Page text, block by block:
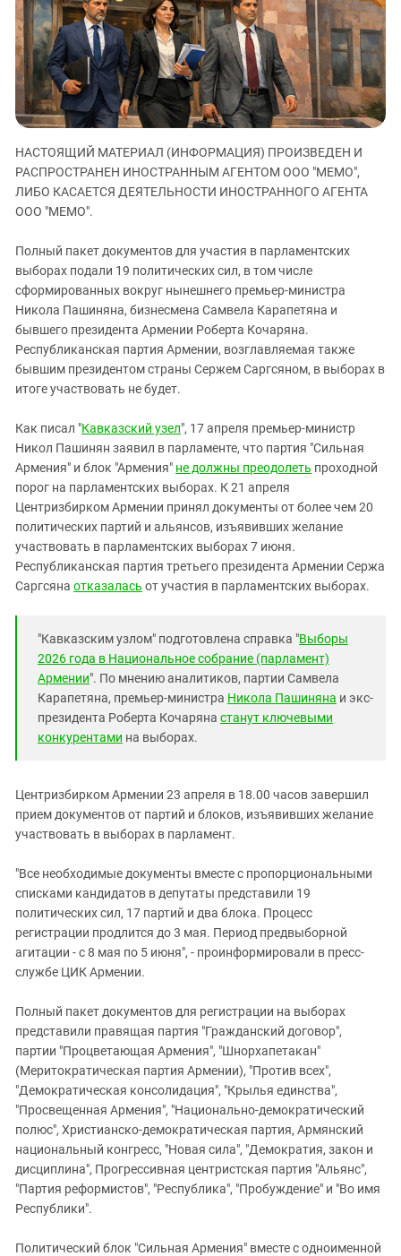
ЗАСТАВЛЯЕТ
КАВКАЗ ЗА ПАЛЕСТИНУ
ИНАКОМЫСЛИЕ В ЧЕЧНЕ
ПРЕСЛЕДОВАНИЕ АКТИВИСТОВ
МОБИЛИЗАЦИЯ И ПРОТЕСТЫ
Дагестан
Ингушетия
Кабардино-Балкария
Калмыкия
Карачаево-Черкесия
Краснодарский край
Российская Федерация
Северная Осетия - Алания
СКФО
Ставропольский край
Чечня
Южная Осетия
ЮФО
НАСТОЯЩИЙ МАТЕРИАЛ (ИНФОРМАЦИЯ) ПРОИЗВЕДЕН И
РАСПРОСТРАНЕН ИНОСТРАННЫМ АГЕНТОМ ООО "МЕМО",
ЛИБО КАСАЕТСЯ ДЕЯТЕЛЬНОСТИ ИНОСТРАННОГО АГЕНТА
ООО "МЕМО".
Полный пакет документов для участия в парламентских
выборах подали 19 политических сил, в том числе
сформированных вокруг нынешнего премьер-министра
Никола Пашиняна, бизнесмена Самвела Карапетяна и
бывшего президента Армении Роберта Кочаряна.
Республиканская партия Армении, возглавляемая также
бывшим президентом страны Сержем Саргсяном, в выборах в
итоге участвовать не будет.
Как писал "Кавказский узел", 17 апреля премьер-министр
Никол Пашинян заявил в парламенте, что партия "Сильная
Армения" и блок "Армения" не должны преодолеть проходной
порог на парламентских выборах. К 21 апреля
Центризбирком Армении принял документы от более чем 20
политических партий и альянсов, изъявивших желание
участвовать в парламентских выборах 7 июня.
Республиканская партия третьего президента Армении Сержа
Саргсяна отказалась от участия в парламентских выборах.
"Кавказским узлом" подготовлена справка "Выборы
2026 года в Национальное собрание (парламент)
Армении". По мнению аналитиков, партии Самвела
Карапетяна, премьер-министра Никола Пашиняна и экс-
президента Роберта Кочаряна станут ключевыми
конкурентами на выборах.
Центризбирком Армении 23 апреля в 18.00 часов завершил
прием документов от партий и блоков, изъявивших желание
участвовать в выборах в парламент.
"Все необходимые документы вместе с пропорциональными
списками кандидатов в депутаты представили 19
политических сил, 17 партий и два блока. Процесс
регистрации продлится до 3 мая. Период предвыборной
агитации - с 8 мая по 5 июня", - проинформировали в пресс-
службе ЦИК Армении.
Полный пакет документов для регистрации на выборах
представили правящая партия "Гражданский договор",
партии "Процветающая Армения", "Шнорхапетакан"
(Меритократическая партия Армении), "Против всех",
"Демократическая консолидация", "Крылья единства",
"Просвещенная Армения", "Национально-демократический
полюс", Христианско-демократическая партия, Армянский
национальный конгресс, "Новая сила", "Демократия, закон и
дисциплина", Прогрессивная центристская партия "Альянс",
"Партия реформистов", "Республика", "Пробуждение" и "Во имя
Республики".
Политический блок "Сильная Армения" вместе с одноименной